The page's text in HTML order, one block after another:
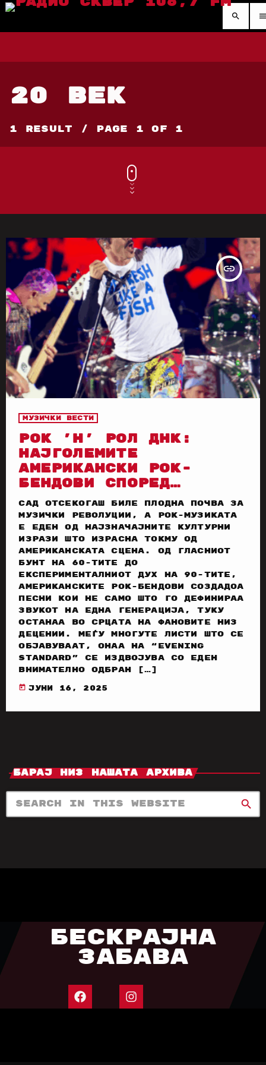
search
20 ВЕК
1 Result / Page 1 of 1
insert_link
Музички вести
РОК ’Н’ РОЛ ДНК:
НАЈГОЛЕМИТЕ
АМЕРИКАНСКИ РОК-
БЕНДОВИ СПОРЕД
ИЗБОРОТ НА “EVENING
STANDARD”
САД отсекогаш биле плодна почва за
музички револуции, а рок-музиката
е еден од најзначајните културни
изрази што израсна токму од
американската сцена. Од гласниот
бунт на 60-тите до
експерименталниот дух на 90-тите,
американските рок-бендови создадоа
песни кои не само што го дефинираа
звукот на една генерација, туку
останаа во срцата на фановите низ
децении. Меѓу многуте листи што се
објавуваат, онаа на “Evening
Standard” се издвојува со еден
внимателно одбран […]
today јуни 16, 2025
Барај Низ Нашата Архива
search
БЕСКРАЈНА
ЗАБАВА